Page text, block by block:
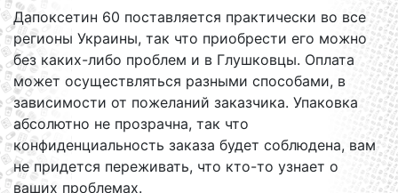
Дапоксетин 60 поставляется практически во все
регионы Украины, так что приобрести его можно
без каких-либо проблем и в Глушковцы. Оплата
может осуществляться разными способами, в
зависимости от пожеланий заказчика. Упаковка
абсолютно не прозрачна, так что
конфиденциальность заказа будет соблюдена, вам
не придется переживать, что кто-то узнает о
ваших проблемах.